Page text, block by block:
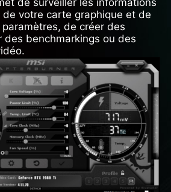
de surveiller les informations
votre carte graphique et de
de créer des
benchmarkings ou des